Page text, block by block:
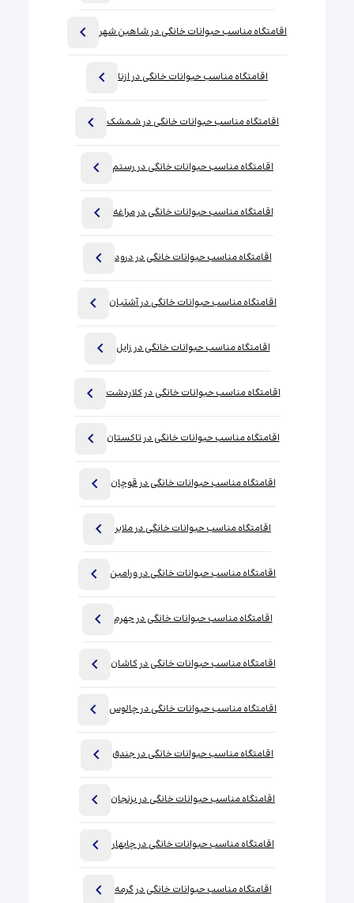
اقامتگاه مناسب حیوانات خانگی در شاهین شهر
اقامتگاه مناسب حیوانات خانگی در ازنا
اقامتگاه مناسب حیوانات خانگی در شمشک
اقامتگاه مناسب حیوانات خانگی در رستم
اقامتگاه مناسب حیوانات خانگی در مراغه
اقامتگاه مناسب حیوانات خانگی در درود
اقامتگاه مناسب حیوانات خانگی در آشتیان
اقامتگاه مناسب حیوانات خانگی در زابل
اقامتگاه مناسب حیوانات خانگی در کلاردشت
اقامتگاه مناسب حیوانات خانگی در تاکستان
اقامتگاه مناسب حیوانات خانگی در قوچان
اقامتگاه مناسب حیوانات خانگی در ملایر
اقامتگاه مناسب حیوانات خانگی در ورامین
اقامتگاه مناسب حیوانات خانگی در جهرم
اقامتگاه مناسب حیوانات خانگی در کاشان
اقامتگاه مناسب حیوانات خانگی در چالوس
اقامتگاه مناسب حیوانات خانگی در جندق
اقامتگاه مناسب حیوانات خانگی در بزنجان
اقامتگاه مناسب حیوانات خانگی در چابهار
اقامتگاه مناسب حیوانات خانگی در گرمه